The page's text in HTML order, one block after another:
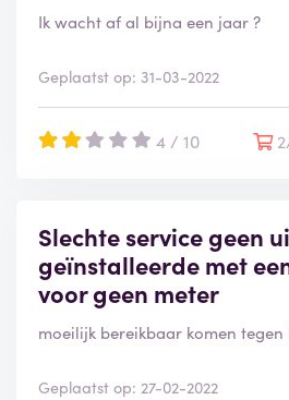
Ik wacht af al bijna een jaar ?
Geplaatst op: 31-03-2022
4 / 10
Slechte service geen
geïnstalleerde met
voor geen meter
moeilijk bereikbaar komen
Geplaatst op: 27-02-2022